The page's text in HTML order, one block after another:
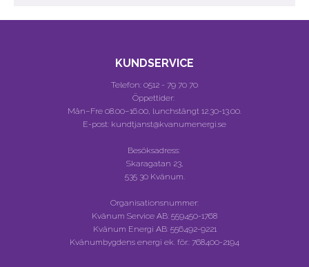
KUNDSERVICE
Telefon: 0512 - 79 70 70
Öppettider:
Mån–Fre 08.00–16.00, lunchstängt 12.30-13.00.
E-post: kundtjanst@kvanumenergi.se
Besöksadress:
Skaragatan 23,
535 30 Kvänum.
Organisationsnummer:
Kvänum Service AB: 559450-1768
Kvänum Energi AB: 556492-9221
Kvänumbygdens energi ek. för.: 768400-2194